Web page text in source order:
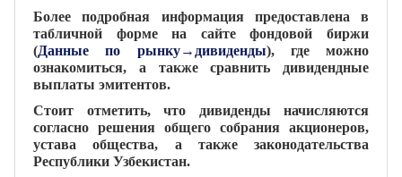
Более подробная информация предоставлена в
табличной форме на сайте фондовой биржи
(Данные по рынку→дивиденды), где можно
ознакомиться, а также сравнить дивидендные
выплаты эмитентов.
Стоит отметить, что дивиденды начисляются
согласно решения общего собрания акционеров,
устава общества, а также законодательства
Республики Узбекистан.